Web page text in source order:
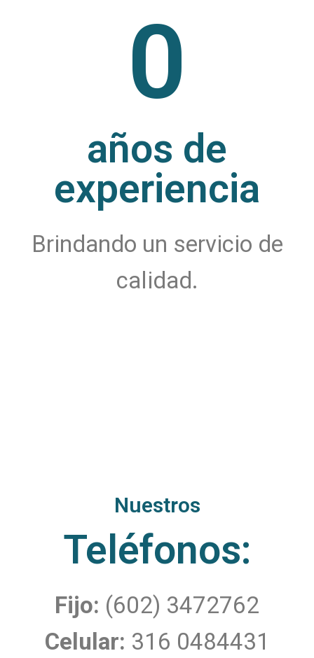
0
años de
experiencia
Brindando un servicio de
calidad.
Nuestros
Teléfonos:​
Fijo: (602) 3472762
Celular: 316 0484431